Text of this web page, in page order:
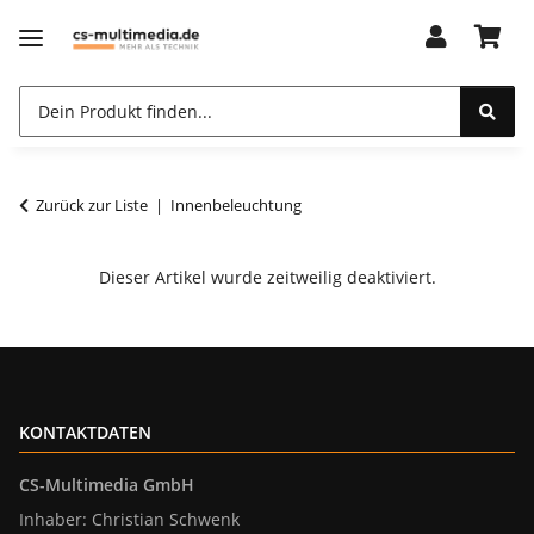
Zurück zur Liste Innenbeleuchtung
Dieser Artikel wurde zeitweilig deaktiviert.
KONTAKTDATEN
CS-Multimedia GmbH
Inhaber: Christian Schwenk